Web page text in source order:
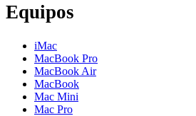
Equipos
iMac
MacBook Pro
MacBook Air
MacBook
Mac Mini
Mac Pro